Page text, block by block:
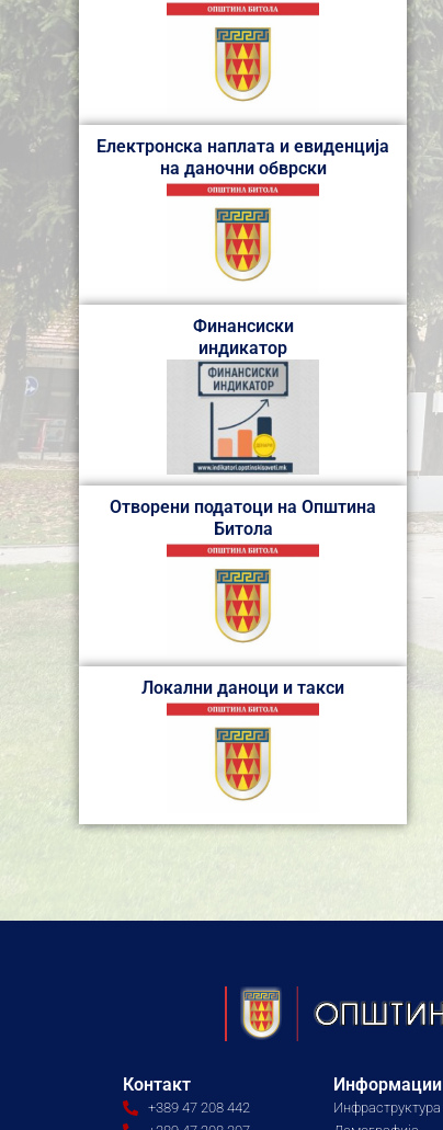
Електронска наплата и евиденција
на даночни обврски
Финансиски
индикатор
Отворени податоци на Општина
Битола
Локални даноци и такси
Контакт
+389 47 208 442
Информации
Инфраструктура